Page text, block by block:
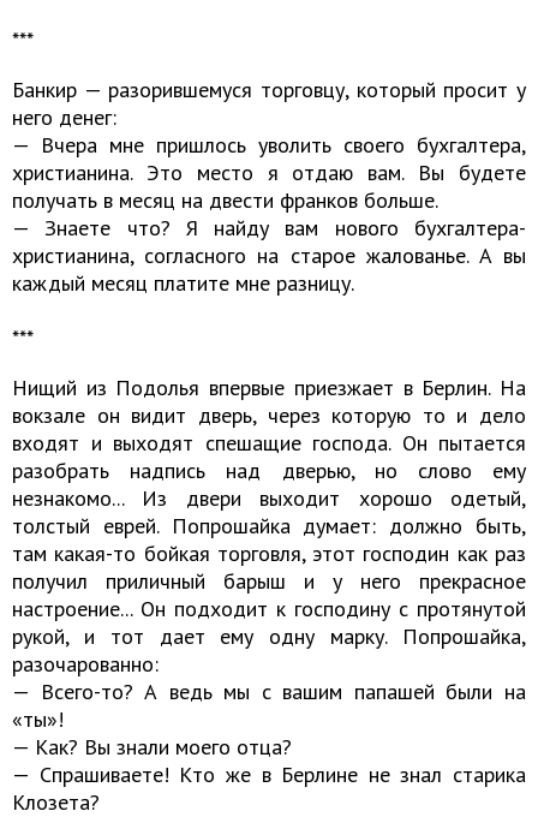
***
Банкир — разорившемуся торговцу, который просит у
него денег:
— Вчера мне пришлось уволить своего бухгалтера,
христианина. Это место я отдаю вам. Вы будете
получать в месяц на двести франков больше.
— Знаете что? Я найду вам нового бухгалтера-
христианина, согласного на старое жалованье. А вы
каждый месяц платите мне разницу.
***
Нищий из Подолья впервые приезжает в Берлин. На
вокзале он видит дверь, через которую то и дело
входят и выходят спешащие господа. Он пытается
разобрать надпись над дверью, но слово ему
незнакомо... Из двери выходит хорошо одетый,
толстый еврей. Попрошайка думает: должно быть,
там какая-то бойкая торговля, этот господин как раз
получил приличный барыш и у него прекрасное
настроение... Он подходит к господину с протянутой
рукой, и тот дает ему одну марку. Попрошайка,
разочарованно:
— Всего-то? А ведь мы с вашим папашей были на
«ты»!
— Как? Вы знали моего отца?
— Спрашиваете! Кто же в Берлине не знал старика
Клозета?